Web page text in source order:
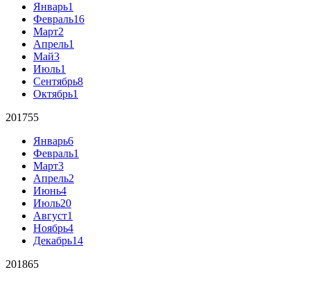
Январь1
Февраль16
Март2
Апрель1
Май3
Июль1
Сентябрь8
Октябрь1
201755
Январь6
Февраль1
Март3
Апрель2
Июнь4
Июль20
Август1
Ноябрь4
Декабрь14
201865